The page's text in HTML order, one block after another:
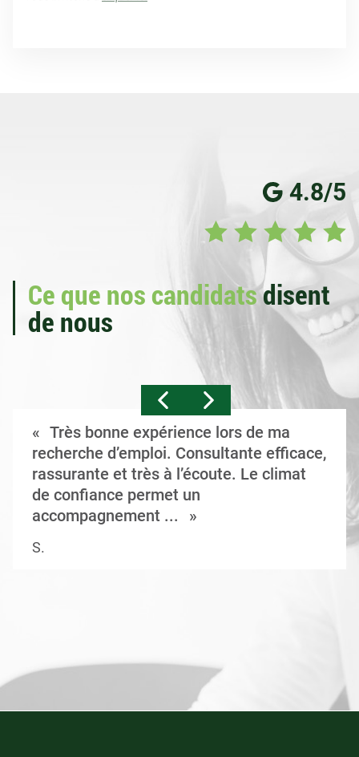
4.8/5
Ce que nos candidatsdisent
de nous
Très bonne expérience lors de ma
recherche d’emploi. Consultante efficace,
rassurante et très à l’écoute. Le climat
de confiance permet un
accompagnement ...
S.